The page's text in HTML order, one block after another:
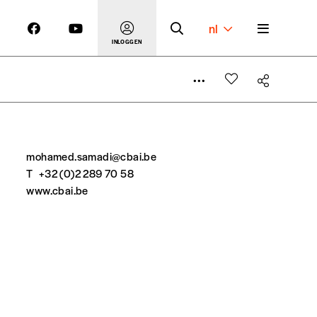
INLOGGEN
nl
mohamed.samadi@cbai.be
T +32 (0)2 289 70 58
www.cbai.be